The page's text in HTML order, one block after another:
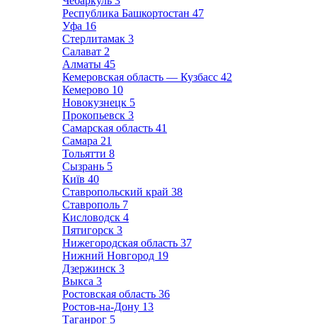
Республика Башкортостан 47
Уфа 16
Стерлитамак 3
Салават 2
Алматы 45
Кемеровская область — Кузбасс 42
Кемерово 10
Новокузнецк 5
Прокопьевск 3
Самарская область 41
Самара 21
Тольятти 8
Сызрань 5
Київ 40
Ставропольский край 38
Ставрополь 7
Кисловодск 4
Пятигорск 3
Нижегородская область 37
Нижний Новгород 19
Дзержинск 3
Выкса 3
Ростовская область 36
Ростов-на-Дону 13
Таганрог 5